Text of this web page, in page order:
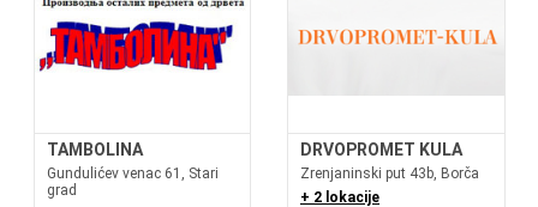
TAMBOLINA
Gundulićev venac 61, Stari
grad
DRVOPROMET KULA
Zrenjaninski put 43b, Borča
+ 2 lokacije